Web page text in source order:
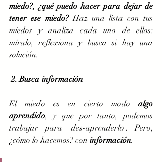
miedo?, ¿qué puedo hacer para dejar de
tener ese miedo? Haz una lista con tus
miedos y analiza cada uno de ellos:
míralo, reflexiona y busca si hay una
solución.
'2. Busca información
El miedo es en cierto modo algo
aprendido, y que por tanto, podemos
trabajar para 'des-aprenderlo'. Pero,
¿cómo lo hacemos? con información.